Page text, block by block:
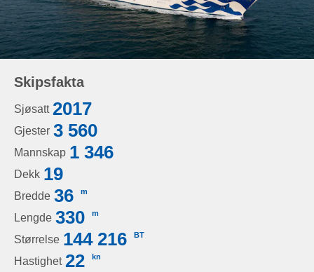
Skipsfakta
Sjøsatt 2017
Gjester 3 560
Mannskap 1 346
Dekk 19
Bredde 36 m
Lengde 330 m
Størrelse 144 216 BT
Hastighet 22 kn